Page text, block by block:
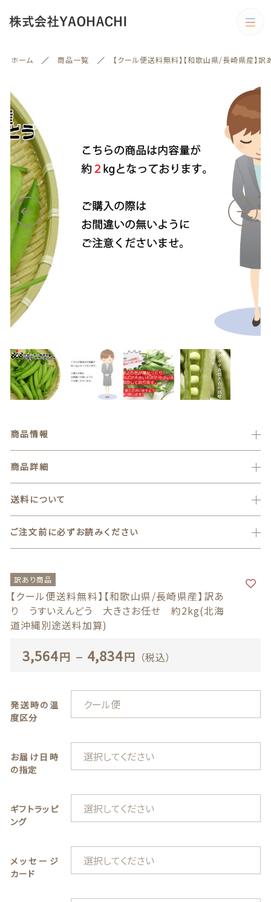
ホーム 商品一覧 【クール便送料無料】【和歌山県/長崎県産
商品情報
商品詳細
送料について
ご注文前に必ずお読みください
訳あり商品
【クール便送料無料】【和歌山県/長崎県産】訳あ
り うすいえんどう 大きさお任せ 約2kg(北海
道沖縄別途送料加算)
3,564円 – 4,834円 （税込）
発送時の温
度区分
お届け日時
の指定
ギフトラッピ
ング
メッセージ
カード
カートに商品を追加しました
すいえんどう 大きさお任せ 約2kg(北海道沖縄別途
ギフトラッピング
メッセージカード
熨斗
（税込）
カテゴリー
野菜 旬の商品
果物 訳あり商品
カテゴリー一覧
情報セキュリティ基本方針
ランキング
セール商品
新着商品
最近チェックした商品
注文履歴
ご利用ガイド
ブログ
よくある質問
特定商取引法に基づく表記
看板犬こうめ YouTube
予約商品
果物
訳あり商品
絞り込み検索
親カテゴリー
子カテゴリー
価格帯
在庫あり セール
並び順